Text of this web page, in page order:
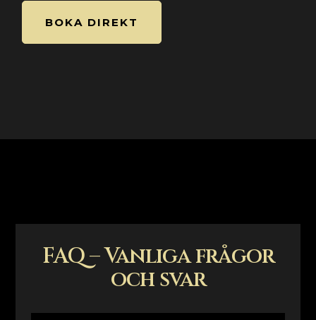
BOKA DIREKT
FAQ – Vanliga frågor
och svar